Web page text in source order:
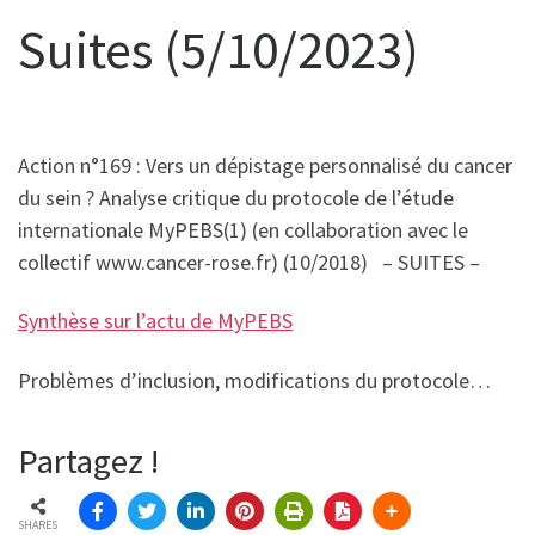
Suites (5/10/2023)
Action n°169 : Vers un dépistage personnalisé du cancer
du sein ? Analyse critique du protocole de l’étude
internationale MyPEBS(1) (en collaboration avec le
collectif www.cancer-rose.fr) (10/2018) – SUITES –
Synthèse sur l’actu de MyPEBS
Problèmes d’inclusion, modifications du protocole…
Partagez !
SHARES